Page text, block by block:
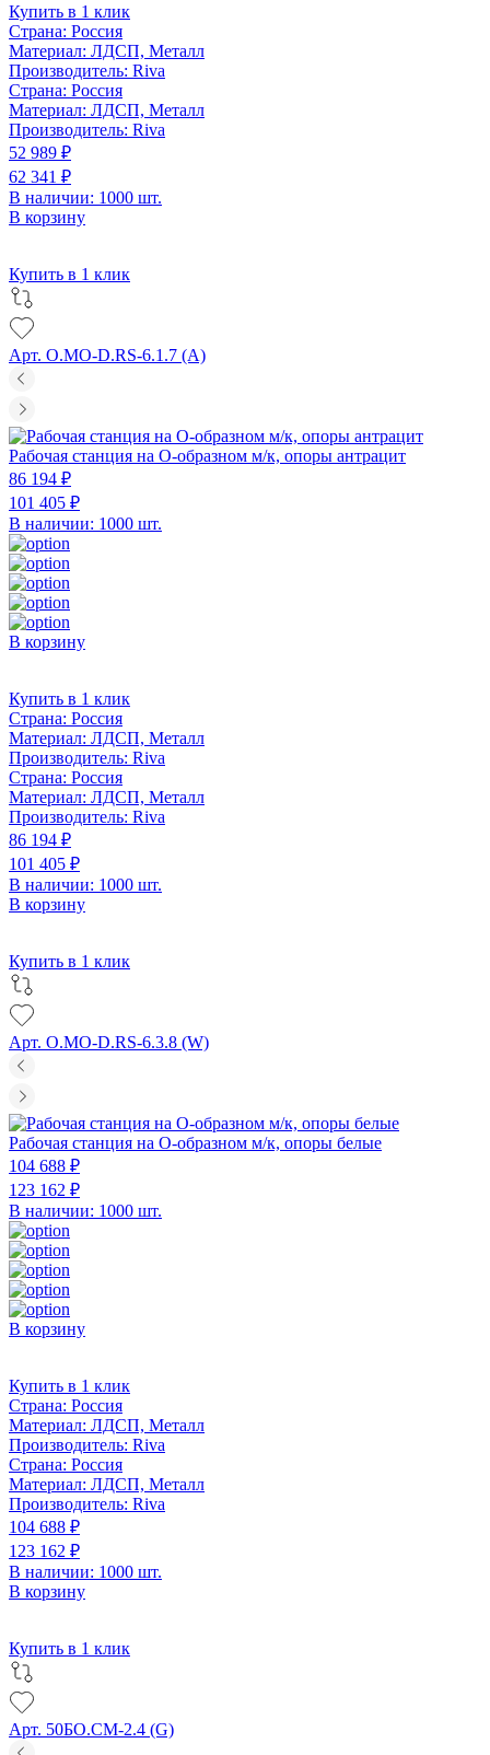
Купить в 1 клик
Страна: Россия
Материал: ЛДСП, Металл
Производитель: Riva
Страна: Россия
Материал: ЛДСП, Металл
Производитель: Riva
52 989 ₽
62 341 ₽
В наличии: 1000 шт.
В корзину
Купить в 1 клик
Арт. O.MO-D.RS-6.1.7 (A)
Рабочая станция на О-образном м/к, опоры антрацит
86 194 ₽
101 405 ₽
В наличии: 1000 шт.
В корзину
Купить в 1 клик
Страна: Россия
Материал: ЛДСП, Металл
Производитель: Riva
Страна: Россия
Материал: ЛДСП, Металл
Производитель: Riva
86 194 ₽
101 405 ₽
В наличии: 1000 шт.
В корзину
Купить в 1 клик
Арт. O.MO-D.RS-6.3.8 (W)
Рабочая станция на О-образном м/к, опоры белые
104 688 ₽
123 162 ₽
В наличии: 1000 шт.
В корзину
Купить в 1 клик
Страна: Россия
Материал: ЛДСП, Металл
Производитель: Riva
Страна: Россия
Материал: ЛДСП, Металл
Производитель: Riva
104 688 ₽
123 162 ₽
В наличии: 1000 шт.
В корзину
Купить в 1 клик
Арт. 50БО.СМ-2.4 (G)